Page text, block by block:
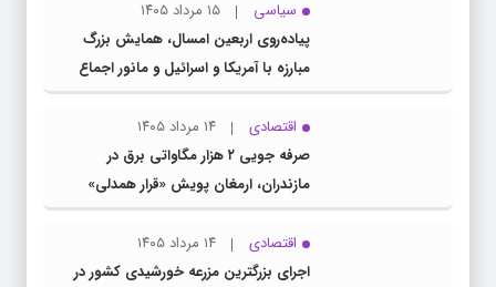
سیاسی
۱۵ مرداد ۱۴۰۵
پیاده‌روی اربعین امسال، همایش بزرگ
مبارزه با آمریکا و اسرائیل و مانور اجماع
جبهه مقاومت و ملت‌های آزادی‌خواه در برابر
استکبار بود
اقتصادی
۱۴ مرداد ۱۴۰۵
صرفه جویی ۲ هزار مگاواتی برق در
مازندران، ارمغان پویش «قرار همدلی»
اقتصادی
۱۴ مرداد ۱۴۰۵
اجرای بزرگترین مزرعه خورشیدی کشور در